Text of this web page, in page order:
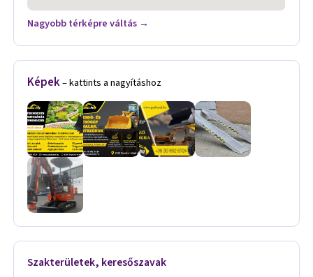
Nagyobb térképre váltás →
Képek– kattints a nagyításhoz
Szakterületek, keresőszavak